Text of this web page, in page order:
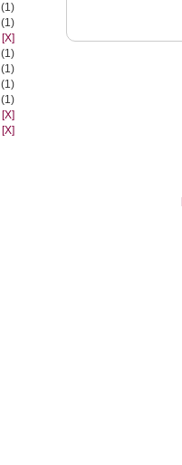
(1)
(1)
[X]
(1)
(1)
(1)
(1)
[X]
[X]